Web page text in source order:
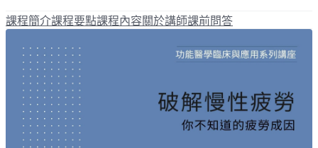
課程簡介課程要點課程內容關於講師課前問答